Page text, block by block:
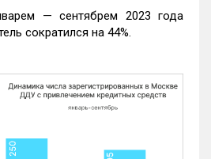
— сентябрем 2023 года
сократился на 44%.